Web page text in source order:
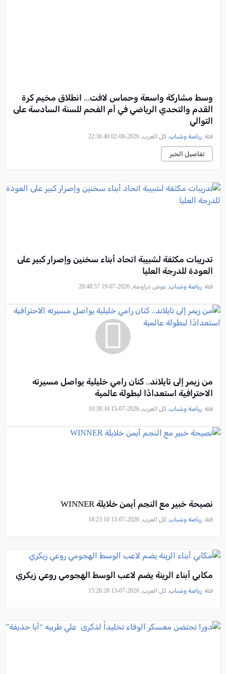
وسط مشاركة واسعة وحماس لافت... انطلاق مخيم كرة
القدم والتحدي الرياضي في أم الفحم للسنة السادسة على
التوالي
فئة: رياضة وشباب, كل العرب, 2026-08-02 22:36:40
تفاصيل الخبر
تدريبات مكثفة لشبيبة اتحاد أبناء سخنين وإصرار كبير على
العودة للدرجة العليا
فئة: رياضة وشباب, عوض دراوشة, 2026-07-19 20:48:57
من زيمر إلى تايلاند.. كنان رامي خليلية يواصل مسيرته
الاحترافية استعدادًا لبطولة عالمية
فئة: رياضة وشباب, كل العرب, 2026-07-15 10:38:34
نصيحة خبير مع النجم أيمن خلايلة WINNER
فئة: رياضة وشباب, كل العرب, 2026-07-13 18:23:10
مكابي أبناء الرينة يضم لاعب الوسط الهجومي روعي زيكري
فئة: رياضة وشباب, كل العرب, 2026-07-13 15:26:28